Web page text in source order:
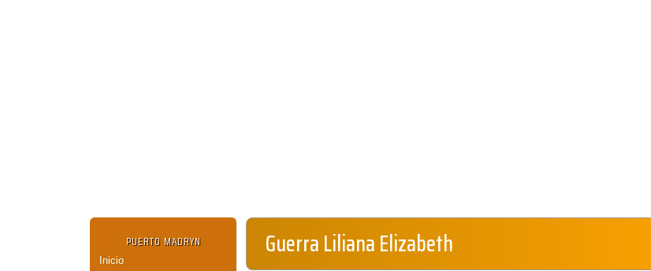
PUERTO MADRYN
Inicio
Guerra Liliana Elizabeth